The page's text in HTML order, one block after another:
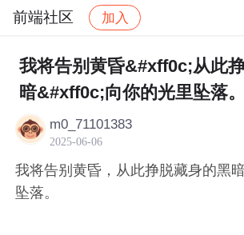
前端社区 加入
社区 前端社区 感慨 帖子详
我将告别黄昏&#xff0c;从此
暗&#xff0c;向你的光里坠落。
m0_71101383
2025-06-06
我将告别黄昏，从此挣脱藏身的黑
坠落。